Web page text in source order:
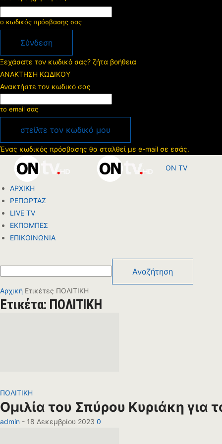
ο κωδικός πρόσβασης σας
Ξεχάσατε τον κωδικό σας? ζήτα βοήθεια
ΑΝΑΚΤΗΣΗ ΚΩΔΙΚΟΥ
Ανακτήστε τον κωδικό σας
το email σας
Ένας κωδικός πρόσβασης θα σταλθεί με e-mail σε εσάς.
ON TV
ΑΡΧΙΚΗ
ΡΕΠΟΡΤΑΖ
LIVE TV
ΕΚΠΟΜΠΕΣ
ΕΠΙΚΟΙΝΩΝΙΑ
Αρχική Ετικέτες ΠΟΛΙΤΙΚΗ
Ετικέτα: ΠΟΛΙΤΙΚΗ
ΠΟΛΙΤΙΚΗ
Ομιλία του Σπύρου Κυριάκη
admin - 18 Δεκεμβρίου 2023 0